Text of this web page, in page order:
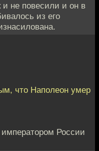
и не повесили и он в
из его
что Наполеон умер
России